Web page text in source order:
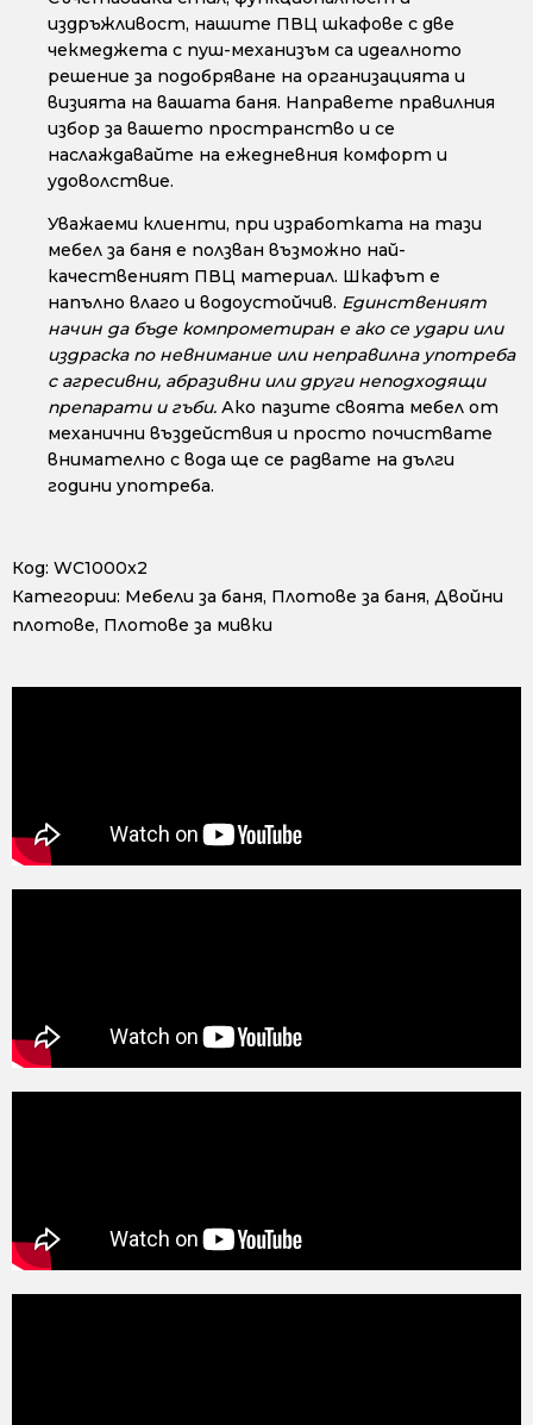
издръжливост, нашите ПВЦ шкафове с две
чекмеджета с пуш-механизъм са идеалното
решение за подобряване на организацията и
визията на вашата баня. Направете правилния
избор за вашето пространство и се
наслаждавайте на ежедневния комфорт и
удоволствие.
Уважаеми клиенти, при изработката на тази
мебел за баня е ползван възможно най-
качественият ПВЦ материал. Шкафът е
напълно влаго и водоустойчив. Единственият
начин да бъде компрометиран е ако се удари или
издраска по невнимание или неправилна употреба
с агресивни, абразивни или други неподходящи
препарати и гъби. Ако пазите своята мебел от
механични въздействия и просто почиствате
внимателно с вода ще се радвате на дълги
години употреба.
Код: WC1000x2
Категории: Мебели за баня, Плотове за баня, Двойни
плотове, Плотове за мивки